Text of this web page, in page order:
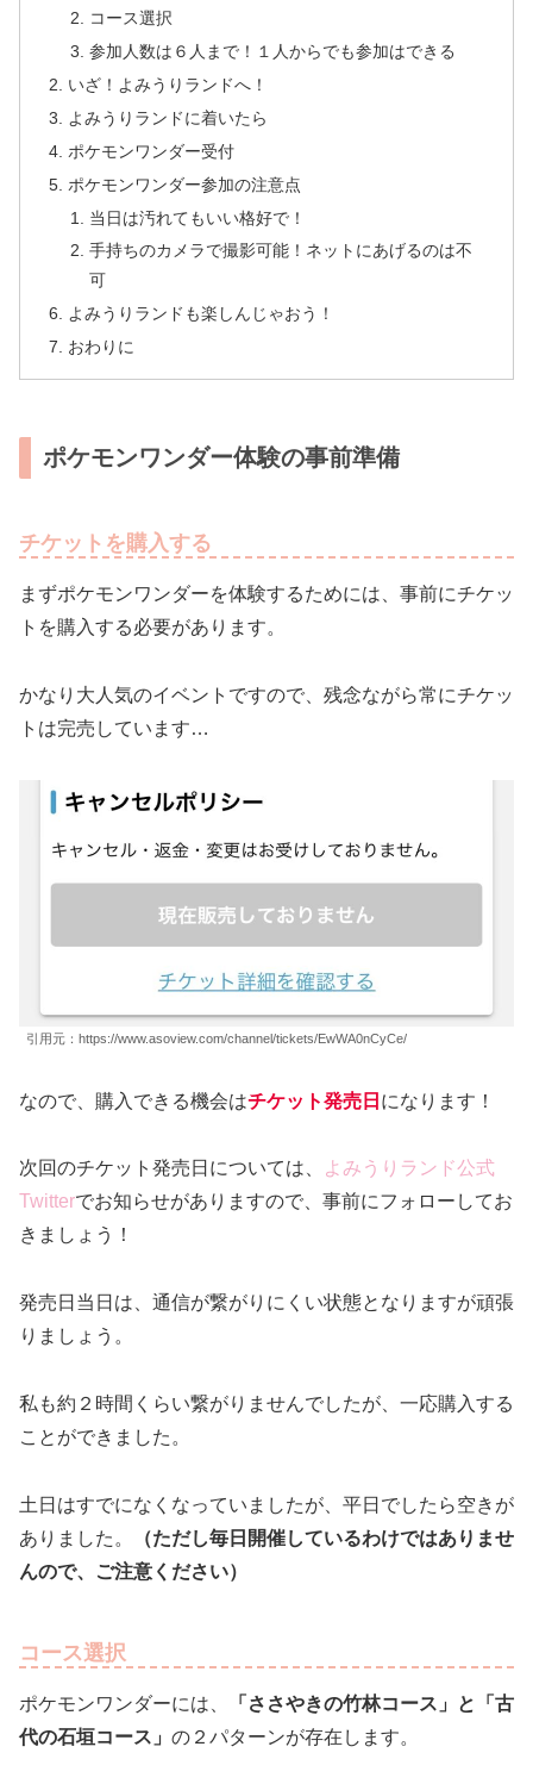
コース選択
参加人数は６人まで！１人からでも参加はできる
いざ！よみうりランドへ！
よみうりランドに着いたら
ポケモンワンダー受付
ポケモンワンダー参加の注意点
当日は汚れてもいい格好で！
手持ちのカメラで撮影可能！ネットにあげるのは不
可
よみうりランドも楽しんじゃおう！
おわりに
ポケモンワンダー体験の事前準備
チケットを購入する
まずポケモンワンダーを体験するためには、事前にチケッ
トを購入する必要があります。
かなり大人気のイベントですので、残念ながら常にチケッ
トは完売しています…
引用元：https://www.asoview.com/channel/tickets/EwWA0nCyCe/
なので、購入できる機会はチケット発売日 になります！
次回のチケット発売日については、
よみうりランド公式
Twitterでお知らせがありますので、事前にフォローしてお
きましょう！
発売日当日は、通信が繋がりにくい状態となりますが頑張
りましょう。
私も約２時間くらい繋がりませんでしたが、一応購入する
ことができました。
土日はすでになくなっていましたが、平日でしたら空きが
ありました。
（ただし毎日開催しているわけではありませ
んので、ご注意ください）
コース選択
ポケモンワンダーには、
「ささやきの竹林コース」と「古
代の石垣コース」 の２パターンが存在します。